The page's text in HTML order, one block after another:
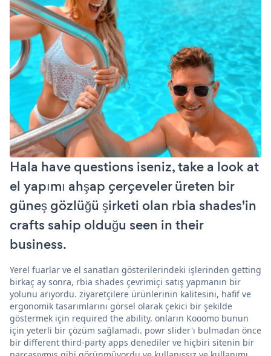
Hala have questions iseniz, take a look at
el yapımı ahşap çerçeveler üreten bir
güneş gözlüğü şirketi olan rbia shades'in
crafts sahip olduğu seen in their
business.
Yerel fuarlar ve el sanatları gösterilerindeki işlerinden getting
birkaç ay sonra, rbia shades çevrimiçi satış yapmanın bir
yolunu arıyordu. ziyaretçilere ürünlerinin kalitesini, hafif ve
ergonomik tasarımlarını görsel olarak çekici bir şekilde
göstermek için required the ability. onların Kooomo bunun
için yeterli bir çözüm sağlamadı. powr slider'ı bulmadan önce
bir different third-party apps denediler ve hiçbiri sitenin bir